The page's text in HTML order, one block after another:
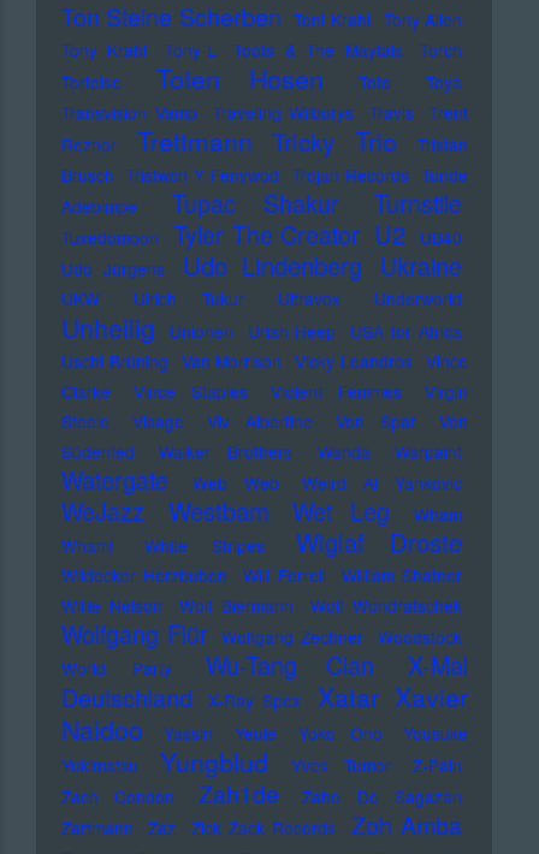
Ton Steine Scherben Toni Krahl Tony Allen
Tony Krahl
Tony-L Toots & The Maytals
Torch
Tortoise
Toten Hosen Toto
Toya
Transvision Vamp
Traveling Wilburys Travis
Trent
Reznor
Trettmann Tricky Trio
Tristan
Brusch Tristwch Y Fenywod Trojan Records Tunde
Adebimpe
Tupac Shakur Turnstile
Tuxedomoon Tyler The Creator U2
UB40
Udo Jürgens
Udo Lindenberg Ukraine
UKW Ulrich Tukur Ultravox Underworld
Unheilig Unionen Uriah Heep
USA for Africa
Uschi Brüning Van Morrison Vicky Leandros Vince
Clarke
Vince Staples Violent Femmes
Virgin
Steele
Visage Viv Albertine Von Spar
Von
Südenfed
Walker Brothers Wanda Warpaint
Watergate Web Web Weird Al Yankovic
WeJazz Westbam Wet Leg
Wham
Wham!
White Stripes Wiglaf Droste
Wildecker Herzbuben Will Ferrell
William Shatner
Willie Nelson
Wolf Biermann Wolf Wondratschek
Wolfgang Flür Wolfgang Zechner
Woodstock
World Party
Wu-Tang Clan
X-Mal
Deutschland
X-Ray Spex Xatar Xavier
Naidoo
Yassin Yeule Yoko Ono
Yousuke
Yukimatsu
Yungblud Yves Tumor
Z-Pain
Zach Condon
Zah1de
Zaho De Sagazan
Zartmann
Zaz Zick Zack Records Zoh Amba